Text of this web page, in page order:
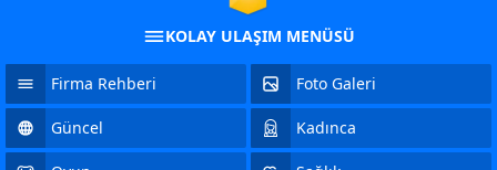
KOLAY ULAŞIM MENÜSÜ
Firma Rehberi Foto Galeri
Güncel Kadınca